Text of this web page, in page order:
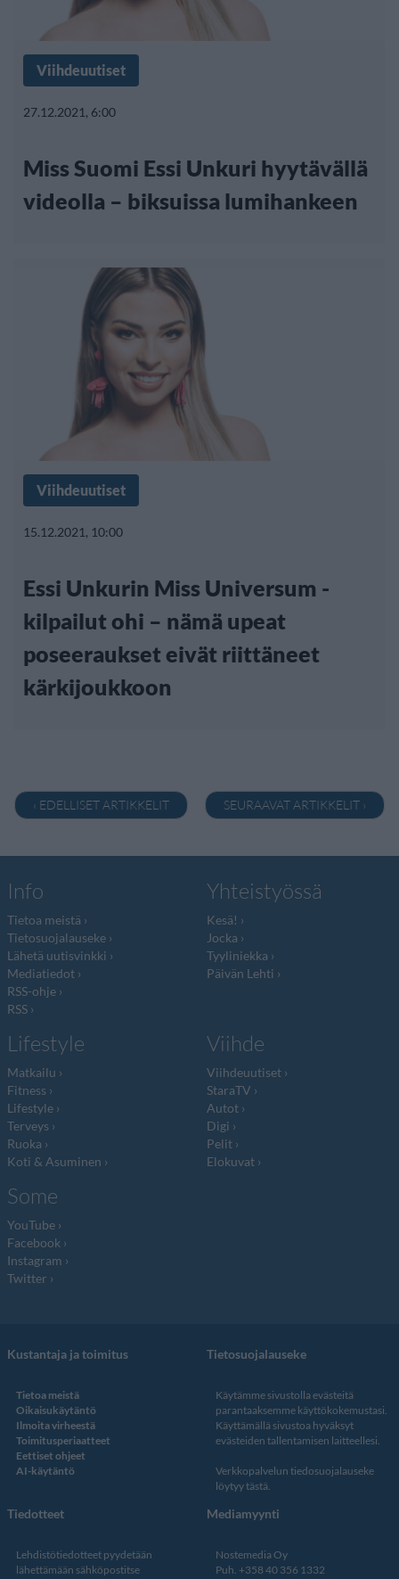
Viihdeuutiset
27.12.2021, 6:00
Miss Suomi Essi Unkuri hyytävällä
videolla – biksuissa lumihankeen
Viihdeuutiset
15.12.2021, 10:00
Essi Unkurin Miss Universum -
kilpailut ohi – nämä upeat
poseeraukset eivät riittäneet
kärkijoukkoon
‹ EDELLISET ARTIKKELIT SEURAAVAT ARTIKKELIT ›
Info
Tietoa meistä
Tietosuojalauseke
Lähetä uutisvinkki
Mediatiedot
RSS-ohje
RSS
Yhteistyössä
Kesä!
Jocka
Tyyliniekka
Päivän Lehti
Lifestyle
Matkailu
Fitness
Lifestyle
Terveys
Ruoka
Koti & Asuminen
Viihde
Viihdeuutiset
StaraTV
Autot
Digi
Pelit
Elokuvat
Some
YouTube
Facebook
Instagram
Twitter
Kustantaja ja toimitus
Tietoa meistä
Oikaisukäytäntö
Ilmoita virheestä
Toimitusperiaatteet
Eettiset ohjeet
AI-käytäntö
Tietosuojalauseke
Käytämme sivustolla evästeitä
parantaaksemme käyttökokemustasi.
Käyttämällä sivustoa hyväksyt
evästeiden tallentamisen laitteellesi.
Verkkopalvelun tiedosuojalauseke
löytyy tästä
Tiedotteet
Lehdistötiedotteet pyydetään
lähettämään sähköpostitse
Mediamyynti
Nostemedia Oy
Puh. +358 40 356 1332